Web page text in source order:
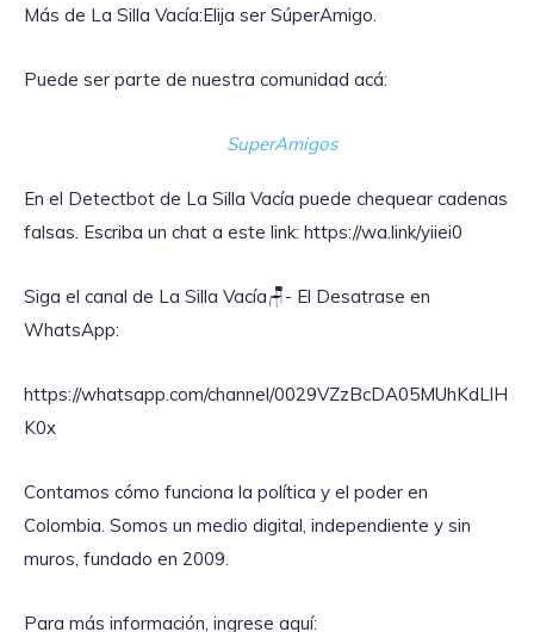
Más de La Silla Vacía:Elija ser SúperAmigo.
Puede ser parte de nuestra comunidad acá:
SuperAmigos
En el Detectbot de La Silla Vacía puede chequear cadenas
falsas. Escriba un chat a este link: https://wa.link/yiiei0‎
Siga el canal de La Silla Vacía🪑- El Desatrase en
WhatsApp:
https://whatsapp.com/channel/0029VZzBcDA05MUhKdLlH
K0x
Contamos cómo funciona la política y el poder en
Colombia. Somos un medio digital, independiente y sin
muros, fundado en 2009.
Para más información, ingrese aquí: